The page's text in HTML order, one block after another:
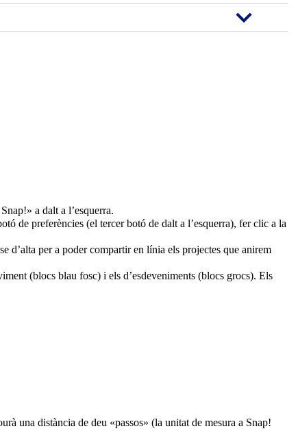
a dalt a l’esquerra.
de preferències (el tercer botó de dalt a l’esquerra), fer clic a la
d’alta per a poder compartir en línia els projectes que anirem
(blocs blau fosc) i els d’esdeveniments (blocs grocs). Els
una distància de deu «passos» (la unitat de mesura a Snap!